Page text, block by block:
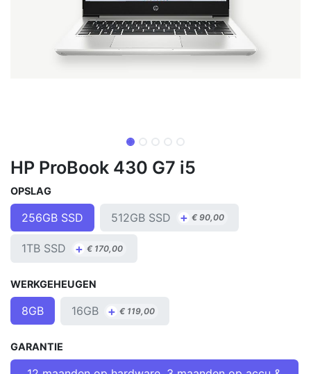
HP ProBook 430 G7 i5
OPSLAG
256GB SSD 512GB SSD + €90,00
1TB SSD + € 170,00
WERKGEHEUGEN
8GB 16GB + € 119,00
GARANTIE